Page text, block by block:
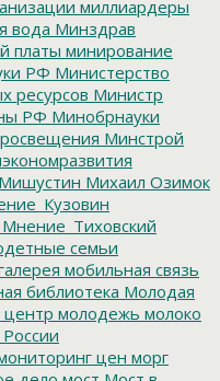
миллиардеры
вода Минздрав
платы минирование
РФ Министерство
ресурсов Министр
РФ Минобрнауки
Минстрой
Михаил Озимок
Мнение_Тиховский
семьи
мобильная связь
библиотека Молодая
молодежь молоко
цен морг